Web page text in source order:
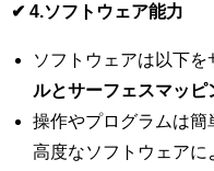
✔ 4.ソフトウェア能力
ソフトウェアは以下を
ルとサーフェスマッピ
操作やプログラムは簡
高度なソフトウェアに